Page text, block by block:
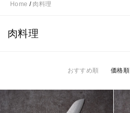
Home / 肉料理
肉料理
おすすめ順 価格順